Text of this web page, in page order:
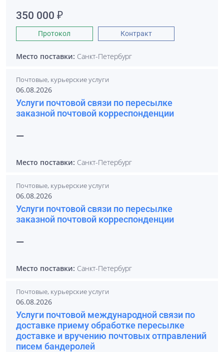
350 000 ₽
Протокол Контракт
Место поставки: Санкт-Петербург
Почтовые, курьерские услуги
06.08.2026
Услуги почтовой связи по пересылке
заказной почтовой корреспонденции
—
Место поставки: Санкт-Петербург
Почтовые, курьерские услуги
06.08.2026
Услуги почтовой связи по пересылке
заказной почтовой корреспонденции
—
Место поставки: Санкт-Петербург
Почтовые, курьерские услуги
06.08.2026
Услуги почтовой международной связи по
доставке приему обработке пересылке
доставке и вручению почтовых отправлений
писем бандеролей